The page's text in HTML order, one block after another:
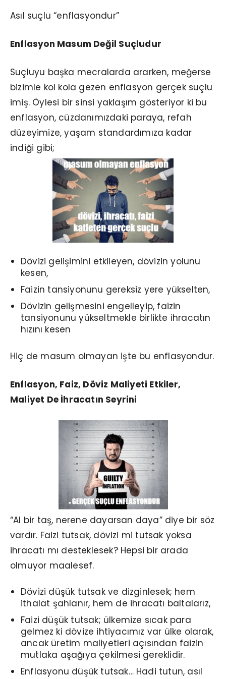
Asıl suçlu “enflasyondur”
Enflasyon Masum Değil Suçludur
Suçluyu başka mecralarda ararken, meğerse
bizimle kol kola gezen enflasyon gerçek suçlu
imiş. Öylesi bir sinsi yaklaşım gösteriyor ki bu
enflasyon, cüzdanımızdaki paraya, refah
düzeyimize, yaşam standardımıza kadar
indiği gibi;
Dövizi gelişimini etkileyen, dövizin yolunu
kesen,
Faizin tansiyonunu gereksiz yere yükselten,
Dövizin gelişmesini engelleyip, faizin
tansiyonunu yükseltmekle birlikte ihracatın
hızını kesen
Hiç de masum olmayan işte bu enflasyondur.
Enflasyon, Faiz, Döviz Maliyeti Etkiler,
Maliyet De İhracatın Seyrini
“Al bir taş, nerene dayarsan daya” diye bir söz
vardır. Faizi tutsak, dövizi mi tutsak yoksa
ihracatı mı desteklesek? Hepsi bir arada
olmuyor maalesef.
Dövizi düşük tutsak ve dizginlesek; hem
ithalat şahlanır, hem de ihracatı baltalarız,
Faizi düşük tutsak; ülkemize sıcak para
gelmez ki dövize ihtiyacımız var ülke olarak,
ancak üretim maliyetleri açısından faizin
mutlaka aşağıya çekilmesi gereklidir.
Enflasyonu düşük tutsak… Hadi tutun, asıl